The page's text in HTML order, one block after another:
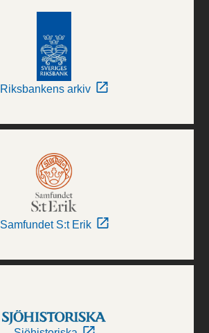
Riksbankens arkiv
Samfundet S:t Erik